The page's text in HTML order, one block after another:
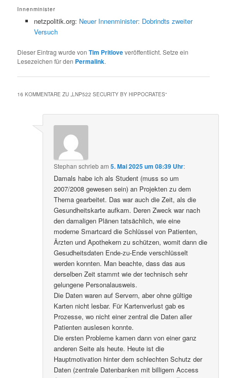
Innenminister
netzpolitik.org: Neuer Innenminister: Dobrindts zweiter
Versuch
Dieser Eintrag wurde vonTim Pritloveveröffentlicht. Setze ein
Lesezeichen für den Permalink.
16 KOMMENTARE ZU „LNP522 SECURITY BY HIPPOCRATES“
Stephan schriebam5. Mai 2025 um 08:39 Uhr:
Damals habe ich als Student (muss so um
2007/2008 gewesen sein) an Projekten zu dem
Thema gearbeitet. Das war auch die Zeit, als die
Gesundheitskarte aufkam. Deren Zweck war nach
den damaligen Plänen tatsächlich, wie eine
moderne Smartcard die Schlüssel von Patienten,
Ärzten und Apothekern zu schützen, womit dann die
Gesudheitsdaten Ende-zu-Ende verschlüsselt
werden konnten. Man beachte, dass das aus
derselben Zeit stammt wie der technisch sehr
gelungene Personalausweis.
Die Daten waren auf Servern, aber ohne gültige
Karten nicht lesbar. Für Kartenverlust gab es
Prozesse, wo nicht einer zentral die Daten aller
Patienten auslesen konnte.
Die ersten Probleme kamen dann von einer ganz
anderen Seite als heute. Heute ist die
Hauptmotivation hinter dem schlechten Schutz der
Daten (zentrale Datenbanken mit billigem Access